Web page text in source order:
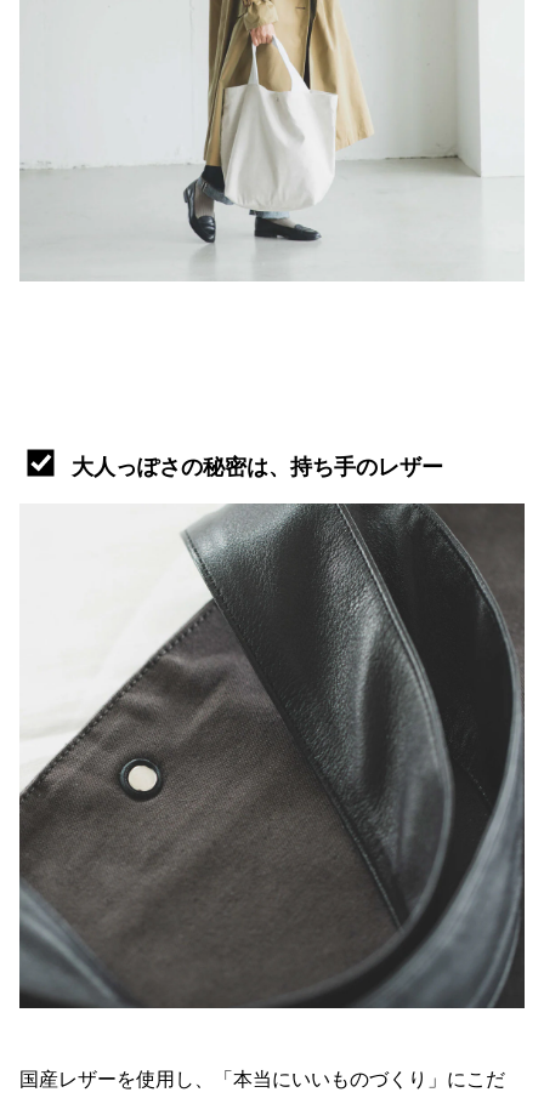
大人っぽさの秘密は、持ち手のレザー
国産レザーを使用し、「本当にいいものづくり」にこだ